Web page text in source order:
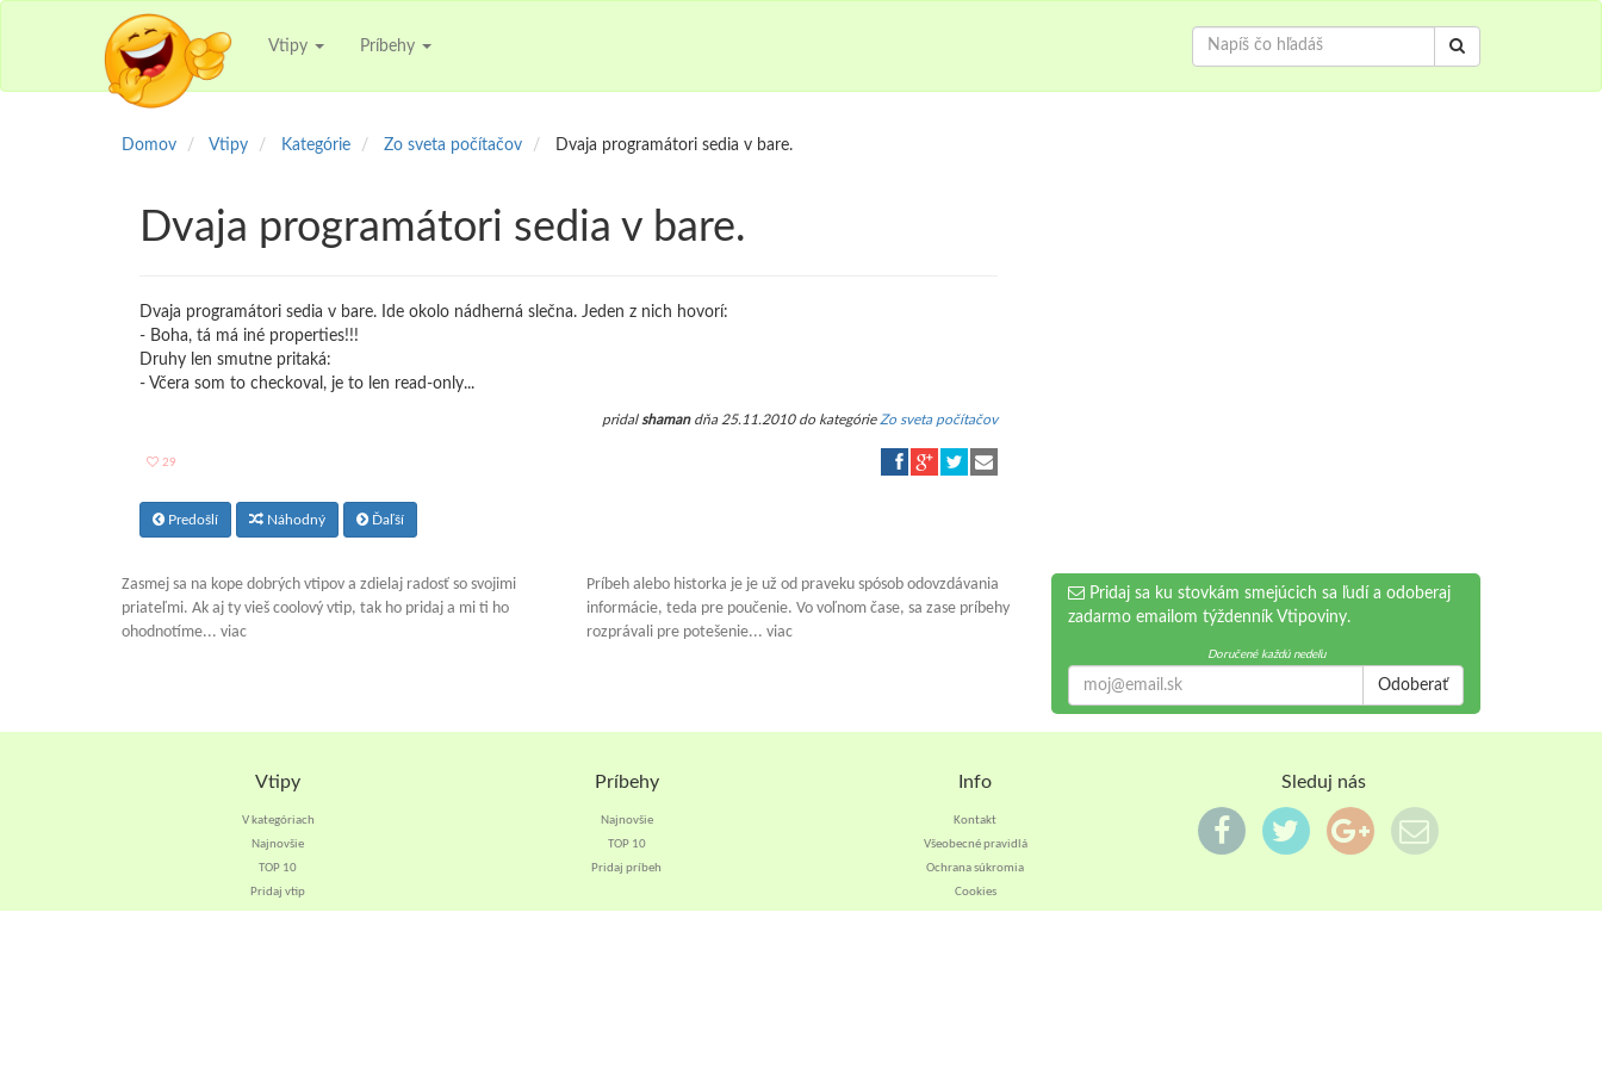
Vtipy Príbehy
Domov Vtipy Kategórie Zo sveta počítačov Dvaja programátori sedia v bare.
Dvaja programátori sedia v bare.
Dvaja programátori sedia v bare. Ide okolo nádherná slečna. Jeden z nich hovorí:
- Boha, tá má iné properties!!!
Druhy len smutne pritaká:
- Včera som to checkoval, je to len read-only...
pridal shamandňa 25.11.2010 do kategórie Zo sveta počítačov
29
Predošlí Náhodný Ďaľší
Zasmej sa na kope dobrých vtipov a zdielaj radosť so svojimi
priateľmi. Ak aj ty vieš coolový vtip, tak ho pridaj a mi ti ho
ohodnotíme... viac
Príbeh alebo historka je je už od praveku spósob odovzdávania
informácie, teda pre poučenie. Vo voľnom čase, sa zase príbehy
rozprávali pre potešenie... viac
Pridaj sa ku stovkám smejúcich sa ľudí a odoberaj
zadarmo emailom týždenník Vtipoviny.
Doručené každú nedeľu
Odoberať
Vtipy
V kategóriach
Najnovšie
TOP 10
Pridaj vtip
Príbehy
Najnovšie
TOP 10
Pridaj príbeh
Info
Kontakt
Všeobecné pravidlá
Ochrana súkromia
Cookies
Sleduj nás